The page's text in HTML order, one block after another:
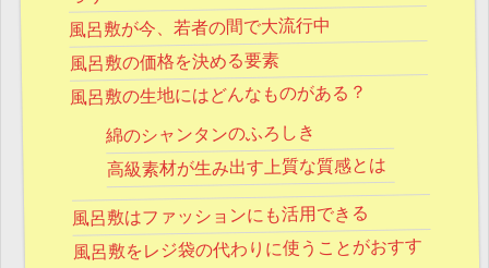
風呂敷が今、若者の間で大流行中
風呂敷の価格を決める要素
風呂敷の生地にはどんなものがある？
綿のシャンタンのふろしき
高級素材が生み出す上質な質感とは
風呂敷はファッションにも活用できる
風呂敷をレジ袋の代わりに使うことがおすす